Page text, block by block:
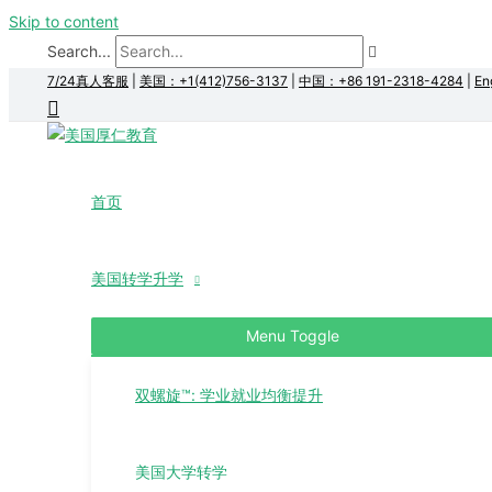
Skip to content
Search...
7/24真人客服 美国：+1(412)756-3137 中国：+86 191-2318-4284
首页
美国转学升学
Menu Toggle
双螺旋™: 学业就业均衡提升
美国大学转学